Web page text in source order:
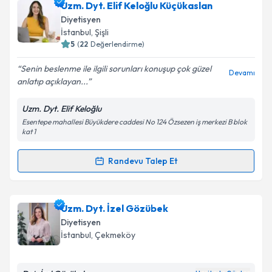
Takvim Talebini Gönder
Dyt. Ece Ercan için randevu takvimi talebi oluşturun.
Size bu uzmandan randevu almanız için bir takvim
hazırlandığında e-posta ile bilgilendireceğiz.
Kişisel verilerimin işlenmesine ilişkin
Metni'ni okudum ve kişisel verilerimin belirtilen
Takvim Talebini Gönder
Uzm. Dyt. Elif Keloğlu Küçükaslan
Diyetisyen
İstanbul, Şişli
5 (22 Değerlendirme)
Senin beslenme ile ilgili sorunları konuşup çok güzel
anlatıp açıklayan...
Devamı
Uzm. Dyt. Elif Keloğlu
Esentepe mahallesi Büyükdere caddesi No 124 Özsezen iş merkezi B blok
kat 1
Randevu Talep Et
Randevu Takvimi Talebi
Uzm. Dyt. Elif Keloğlu Küçükaslan
takvimi talebi oluşturun. Size bu uzmandan randevu
almanız için bir takvim hazırlandığında e-posta ile
bilgilendireceğiz.
E-posta Adresiniz
Uzm. Dyt. İzel Gözübek
Diyetisyen
İstanbul, Çekmeköy